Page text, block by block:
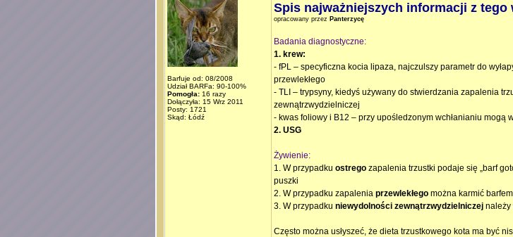
Barfuje od: 08/2008
Udział BARFa: 90-100%
Pomogła: 16 razy
Dołączyła: 15 Wrz 2011
Posty: 1721
Skąd: Łódź
Spis najważniejszych informacji z tego
opracowany przez Panterzycę
Badania diagnostyczne:
1. krew:
- fPL – specyficzna kocia lipaza, najczulszy parametr do
przewlekłego
- TLI – trypsyny, kiedyś używany do stwierdzania zapalenia
zewnątrzwydzielniczej
- kwas foliowy i B12 – przy upośledzonym wchłanianiu mogą
2. USG
Żywienie:
1. W przypadku ostrego zapalenia trzustki podaje się „barf
puszki
2. W przypadku zapalenia przewlekłego można karmić
3. W przypadku niewydolności zewnątrzwydzielniczej należy
Często można usłyszeć, że dieta trzustkowego kota ma być